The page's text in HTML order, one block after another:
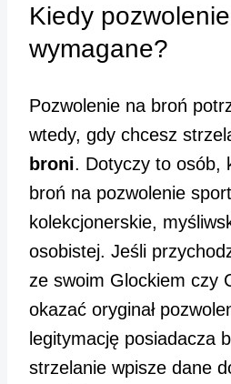
Kiedy
wymagane?
Pozwolenie na broń
wtedy, gdy chcesz
broni. Dotyczy to osób,
broń na pozwolenie
kolekcjonerskie,
osobistej. Jeśli
ze swoim Glockiem czy
okazać oryginał
legitymację posiadacza
strzelanie wpisze dane